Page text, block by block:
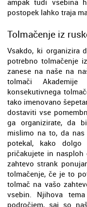
postopek lahko traja
Tolmačenje iz
Vsakdo, ki organizira
potrebno tolmačenje
zanese na naše na
tolmači
konsekutivnega
tako imenovano
dostaviti vse
ga organizirate, da
mislimo na to, da
potekal, kako
pričakujete in
zahtevo strank
tolmačenje, če je to
tolmač na vašo
vsebin. Njihova
področjem, saj so